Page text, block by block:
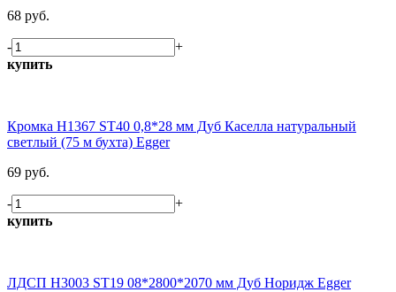
68 руб.
-
+
купить
Кромка H1367 ST40 0,8*28 мм Дуб Каселла натуральный
светлый (75 м бухта) Egger
69 руб.
-
+
купить
ЛДСП H3003 ST19 08*2800*2070 мм Дуб Норидж Egger